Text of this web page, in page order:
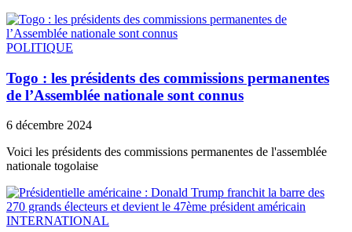
POLITIQUE
Togo : les présidents des commissions permanentes
de l’Assemblée nationale sont connus
6 décembre 2024
Voici les présidents des commissions permanentes de l'assemblée
nationale togolaise
INTERNATIONAL